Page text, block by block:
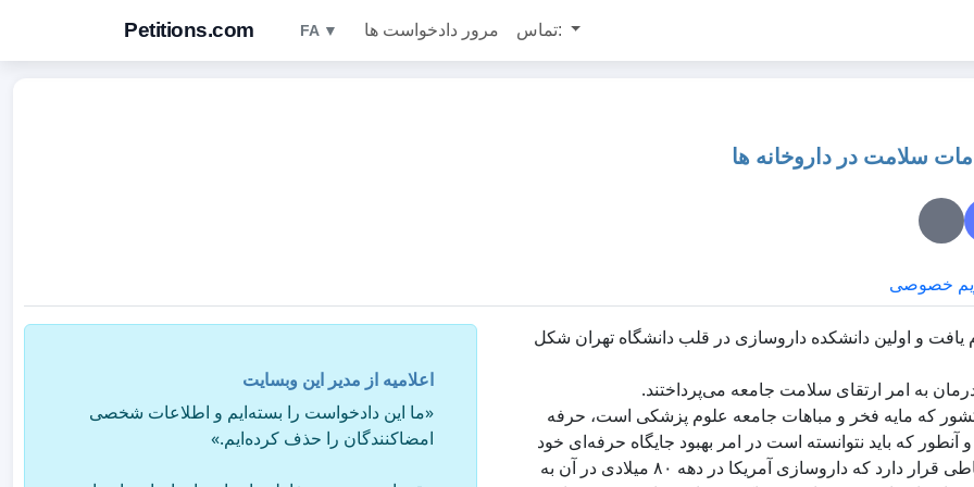
Petitions.com FA ▼ مرور دادخواست ها تماس:
سلامت در داروخانه ها
خصوصی
نام یافت و اولین دانشکده داروسازی در قلب دانشگاه تهران شکل
به امر ارتقای سلامت جامعه می‌پرداختند.
که مایه فخر و مباهات جامعه علوم پزشکی است، حرفه
که باید نتوانسته است در امر بهبود جایگاه حرفه‌ای خود
موفق باشد. داروسازی کشور در حال حاضر در همان پرتگاه انحطاطی قرار دارد که داروسازی آمریکا در دهه ۸۰ میلادی در آن به
اعلامیه از مدیر این وبسایت
«ما این دادخواست را بسته‌ایم و اطلاعات شخصی
امضاکنندگان را حذف کرده‌ایم.»